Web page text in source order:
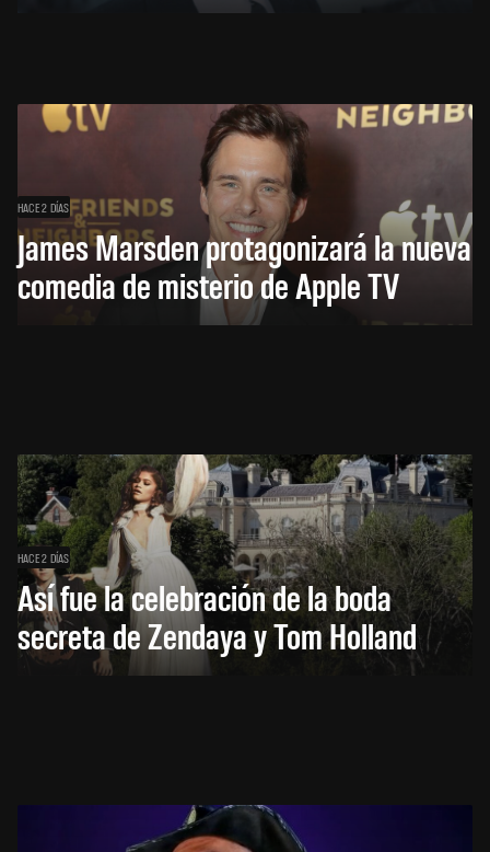
HACE 2 DÍAS
James Marsden protagonizará la nueva
comedia de misterio de Apple TV
HACE 2 DÍAS
Así fue la celebración de la boda
secreta de Zendaya y Tom Holland